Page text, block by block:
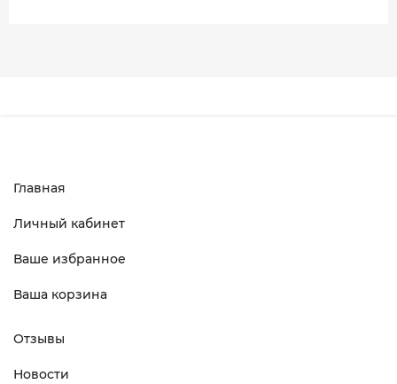
Главная
Личный кабинет
Ваше избранное
Ваша корзина
Отзывы
Новости